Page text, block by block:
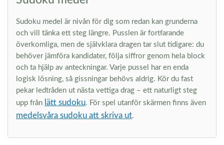
Sudoku medel är nivån för dig som redan kan grunderna
och vill tänka ett steg längre. Pusslen är fortfarande
överkomliga, men de självklara dragen tar slut tidigare: du
behöver jämföra kandidater, följa siffror genom hela block
och ta hjälp av anteckningar. Varje pussel har en enda
logisk lösning, så gissningar behövs aldrig. Kör du fast
pekar ledtråden ut nästa vettiga drag – ett naturligt steg
upp från lätt sudoku. För spel utanför skärmen finns även
medelsvåra sudoku att skriva ut.